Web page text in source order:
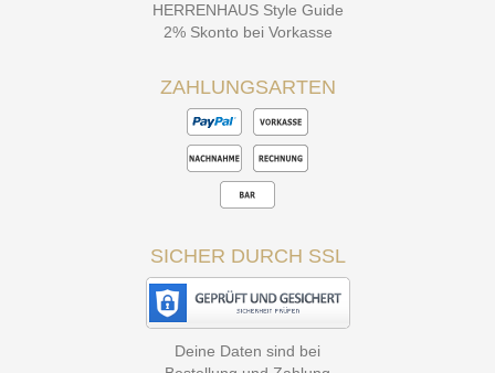
HERRENHAUS Style Guide
2% Skonto bei Vorkasse
ZAHLUNGSARTEN
SICHER DURCH SSL
Deine Daten sind bei